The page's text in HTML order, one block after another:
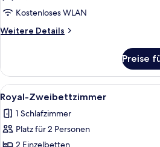
Kostenloses WLAN
Weitere Details
Weitere
Doppelzimmer
Preise
Alle
Fotos
für
Royal-
Ein
1
Royal-Zweibettzimmer
1 Schlafzimmer
Platz für 2 Personen
2 Einzelbetten